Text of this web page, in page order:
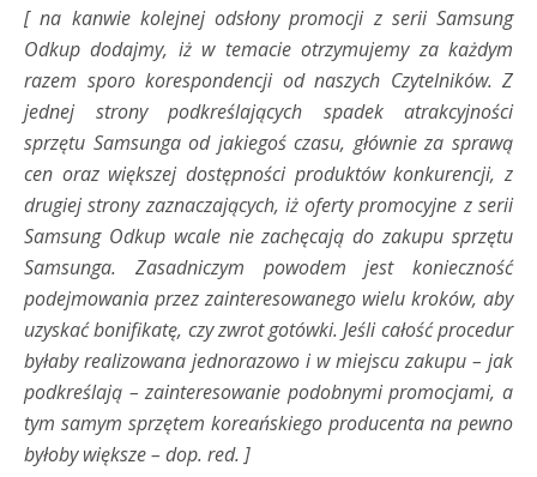
[ na kanwie kolejnej odsłony promocji z serii Samsung
Odkup dodajmy, iż w temacie otrzymujemy za każdym
razem sporo korespondencji od naszych Czytelników. Z
jednej strony podkreślających spadek atrakcyjności
sprzętu Samsunga od jakiegoś czasu, głównie za sprawą
cen oraz większej dostępności produktów konkurencji, z
drugiej strony zaznaczających, iż oferty promocyjne z serii
Samsung Odkup wcale nie zachęcają do zakupu sprzętu
Samsunga. Zasadniczym powodem jest konieczność
podejmowania przez zainteresowanego wielu kroków, aby
uzyskać bonifikatę, czy zwrot gotówki. Jeśli całość procedur
byłaby realizowana jednorazowo i w miejscu zakupu – jak
podkreślają – zainteresowanie podobnymi promocjami, a
tym samym sprzętem koreańskiego producenta na pewno
byłoby większe – dop. red. ]